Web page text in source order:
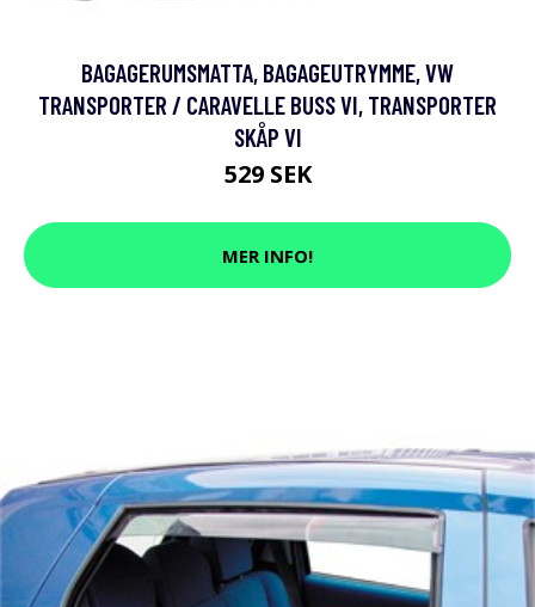
BAGAGERUMSMATTA, BAGAGEUTRYMME, VW
TRANSPORTER / CARAVELLE BUSS VI, TRANSPORTER
SKÅP VI
529 SEK
MER INFO!